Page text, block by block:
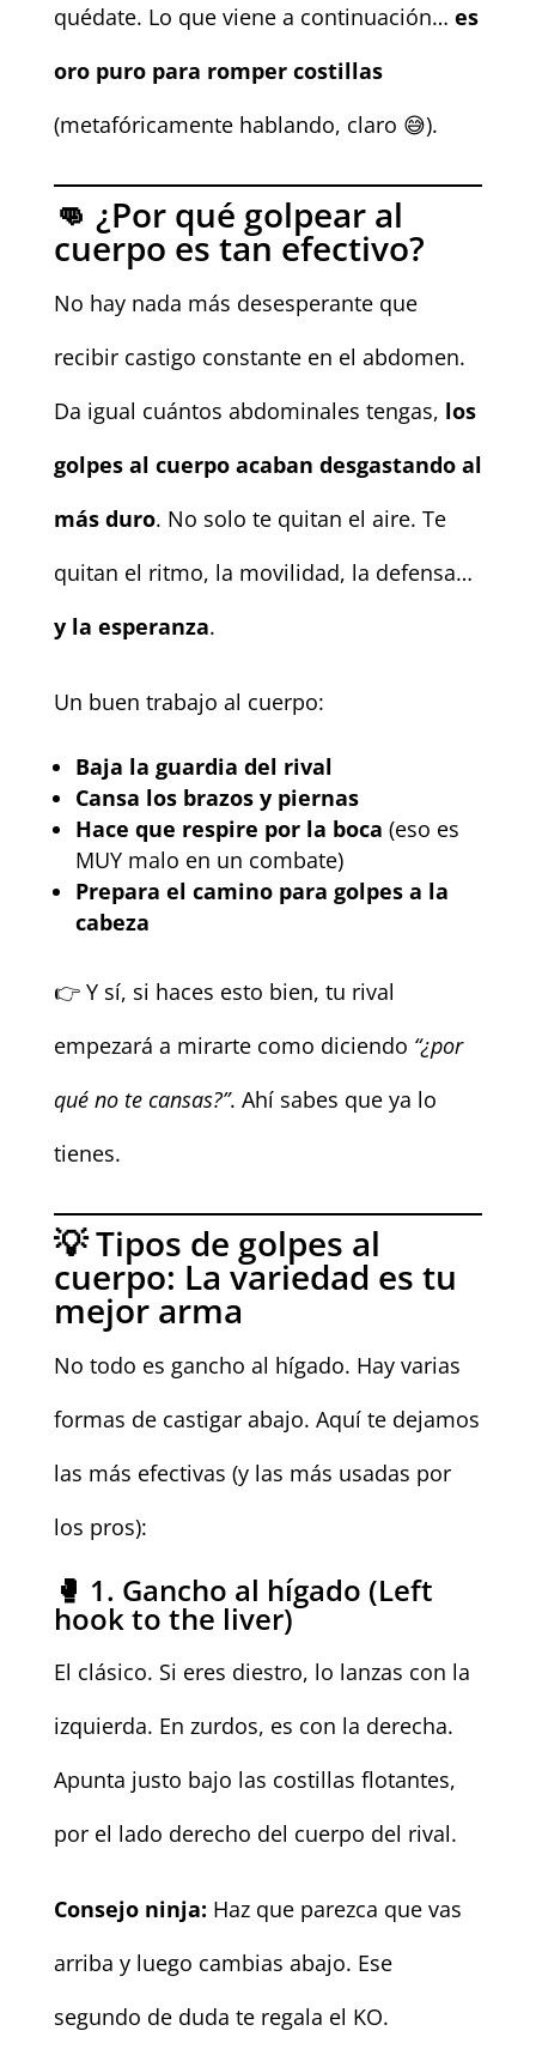
quédate. Lo que viene a continuación… es
oro puro para romper costillas
(metafóricamente hablando, claro 😅).
👊 ¿Por qué golpear al
cuerpo es tan efectivo?
No hay nada más desesperante que
recibir castigo constante en el abdomen.
Da igual cuántos abdominales tengas, los
golpes al cuerpo acaban desgastando al
más duro. No solo te quitan el aire. Te
quitan el ritmo, la movilidad, la defensa…
y la esperanza.
Un buen trabajo al cuerpo:
Baja la guardia del rival
Cansa los brazos y piernas
Hace que respire por la boca (eso es
MUY malo en un combate)
Prepara el camino para golpes a la
cabeza
👉 Y sí, si haces esto bien, tu rival
empezará a mirarte como diciendo “¿por
qué no te cansas?”. Ahí sabes que ya lo
tienes.
💡 Tipos de golpes al
cuerpo: La variedad es tu
mejor arma
No todo es gancho al hígado. Hay varias
formas de castigar abajo. Aquí te dejamos
las más efectivas (y las más usadas por
los pros):
🥊 1. Gancho al hígado (Left
hook to the liver)
El clásico. Si eres diestro, lo lanzas con la
izquierda. En zurdos, es con la derecha.
Apunta justo bajo las costillas flotantes,
por el lado derecho del cuerpo del rival.
Consejo ninja: Haz que parezca que vas
arriba y luego cambias abajo. Ese
segundo de duda te regala el KO.